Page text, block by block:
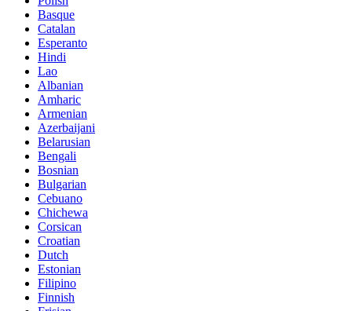
Basque
Catalan
Esperanto
Hindi
Lao
Albanian
Amharic
Armenian
Azerbaijani
Belarusian
Bengali
Bosnian
Bulgarian
Cebuano
Chichewa
Corsican
Croatian
Dutch
Estonian
Filipino
Finnish